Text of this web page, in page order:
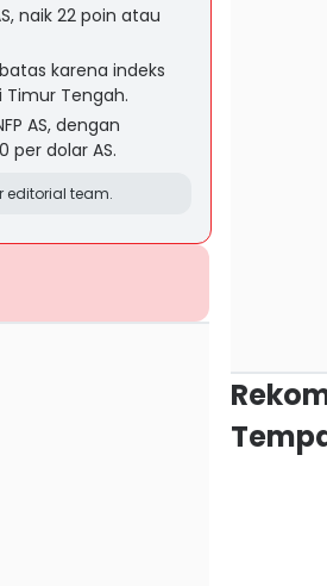
naik 22 poin atau
karena indeks
Tengah.
AS, dengan
per dolar AS.
editorial team.